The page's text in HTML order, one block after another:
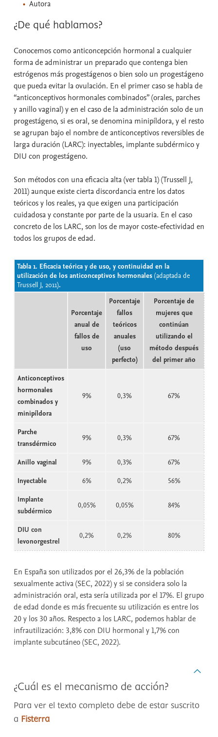
Autora
¿De qué hablamos?
Conocemos como anticoncepción hormonal a cualquier
forma de administrar un preparado que contenga bien
estrógenos más progestágenos o bien solo un progestágeno
que pueda evitar la ovulación. En el primer caso se habla de
“anticonceptivos hormonales combinados” (orales, parches
y anillo vaginal) y en el caso de la administración solo de un
progestágeno, si es oral, se denomina minipíldora, y el resto
se agrupan bajo el nombre de anticonceptivos reversibles de
larga duración (LARC): inyectables, implante subdérmico y
DIU con progestágeno.
Son métodos con una eficacia alta (ver tabla 1) (Trussell J,
2011) aunque existe cierta discordancia entre los datos
teóricos y los reales, ya que exigen una participación
cuidadosa y constante por parte de la usuaria. En el caso
concreto de los LARC, son los de mayor coste-efectividad en
todos los grupos de edad.
Tabla 1. Eficacia teórica y de uso, y continuidad en la
utilización de los anticonceptivos hormonales (adaptada de
Trussell J, 2011).
Porcentaje
anual de
fallos de
uso
Porcentaje
fallos
teóricos
anuales
(uso
perfecto)
Porcentaje de
mujeres que
continúan
utilizando el
método después
del primer año
Anticonceptivos
hormonales
combinados y
minipíldora
9% 0,3% 67%
Parche
transdérmico
9% 0,3% 67%
Anillo vaginal 9% 0,3%
67%
Inyectable
6% 0,2%
56%
Implante
subdérmico
0,05% 0,05% 84%
DIU con
levonorgestrel
0,2% 0,2% 80%
En España son utilizados por el 26,3% de la población
sexualmente activa (SEC, 2022) y si se considera solo la
administración oral, esta sería utilizada por el 17%. El grupo
de edad donde es más frecuente su utilización es entre los
20 y los 30 años. Respecto a los LARC, podemos hablar de
infrautilización: 3,8% con DIU hormonal y 1,7% con
implante subcutáneo (SEC, 2022).
¿Cuál es el mecanismo de acción?
Para ver el texto completo debe de estar suscrito
a Fisterra